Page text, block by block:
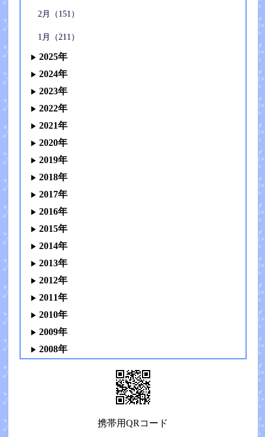
2月（151）
1月（211）
2025年
2024年
2023年
2022年
2021年
2020年
2019年
2018年
2017年
2016年
2015年
2014年
2013年
2012年
2011年
2010年
2009年
2008年
携帯用QRコード